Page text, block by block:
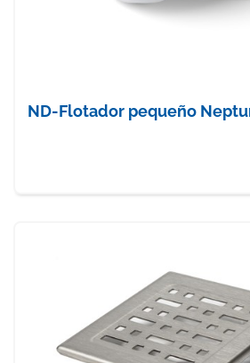
ND-Flotador pequeño